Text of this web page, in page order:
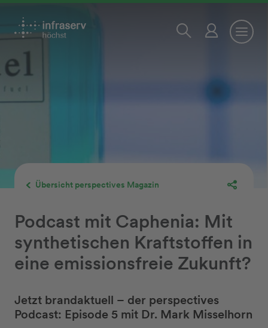
Übersicht perspectives Magazin
Podcast mit Caphenia: Mit
synthetischen Kraftstoffen in
eine emissionsfreie Zukunft?
Jetzt brandaktuell – der perspectives
Podcast: Episode 5 mit Dr. Mark Misselhorn